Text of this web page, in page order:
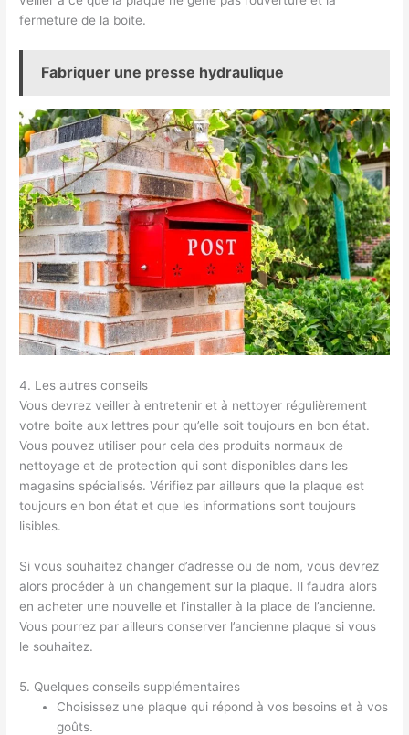
fermeture de la boite.
Fabriquer une presse hydraulique
4. Les autres conseils
Vous devrez veiller à entretenir et à nettoyer régulièrement
votre boite aux lettres pour qu’elle soit toujours en bon état.
Vous pouvez utiliser pour cela des produits normaux de
nettoyage et de protection qui sont disponibles dans les
magasins spécialisés. Vérifiez par ailleurs que la plaque est
toujours en bon état et que les informations sont toujours
lisibles.
Si vous souhaitez changer d’adresse ou de nom, vous devrez
alors procéder à un changement sur la plaque. Il faudra alors
en acheter une nouvelle et l’installer à la place de l’ancienne.
Vous pourrez par ailleurs conserver l’ancienne plaque si vous
le souhaitez.
5. Quelques conseils supplémentaires
Choisissez une plaque qui répond à vos besoins et à vos
goûts.